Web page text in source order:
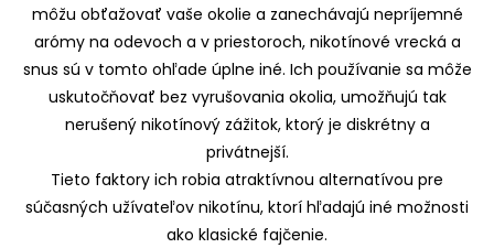
môžu obťažovať vaše okolie a zanechávajú nepríjemné
arómy na odevoch a v priestoroch, nikotínové vrecká a
snus sú v tomto ohľade úplne iné. Ich používanie sa môže
uskutočňovať bez vyrušovania okolia, umožňujú tak
nerušený nikotínový zážitok, ktorý je diskrétny a
privátnejší.
Tieto faktory ich robia atraktívnou alternatívou pre
súčasných užívateľov nikotínu, ktorí hľadajú iné možnosti
ako klasické fajčenie.